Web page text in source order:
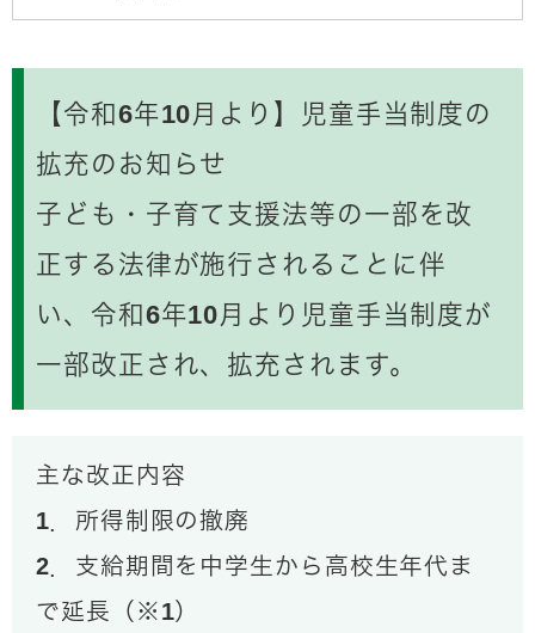
【令和6年10月より】児童手当制度の
拡充のお知らせ
子ども・子育て支援法等の一部を改
正する法律が施行されることに伴
い、令和6年10月より児童手当制度が
一部改正され、拡充されます。
主な改正内容
1．所得制限の撤廃
2．支給期間を中学生から高校生年代ま
で延長（※1）